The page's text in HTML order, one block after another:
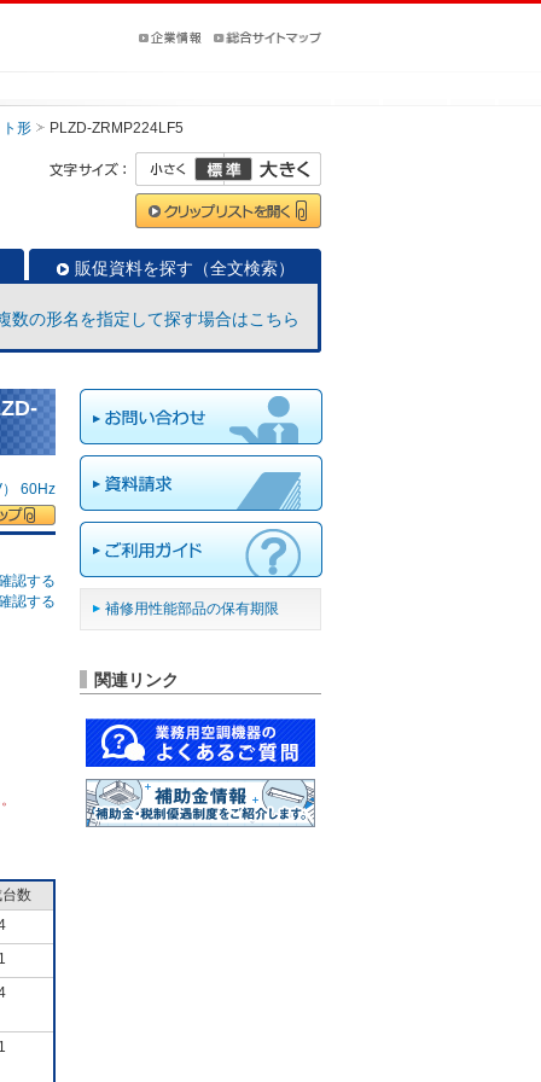
形 PLZD-ZRMP224LF5
販促資料を探す（全文検索）
数の形名を指定して探す場合はこちら
60Hz
認する
認する
数
補修用性能部品の保有期限
関連リンク